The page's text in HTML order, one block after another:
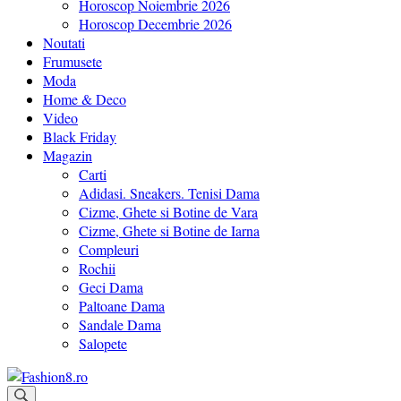
Horoscop Noiembrie 2026
Horoscop Decembrie 2026
Noutati
Frumusete
Moda
Home & Deco
Video
Black Friday
Magazin
Carti
Adidasi. Sneakers. Tenisi Dama
Cizme, Ghete si Botine de Vara
Cizme, Ghete si Botine de Iarna
Compleuri
Rochii
Geci Dama
Paltoane Dama
Sandale Dama
Salopete